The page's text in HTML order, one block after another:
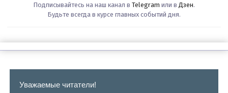
Подписывайтесь на наш канал в Telegram или в Дзен.
Будьте всегда в курсе главных событий дня.
Уважаемые читатели!